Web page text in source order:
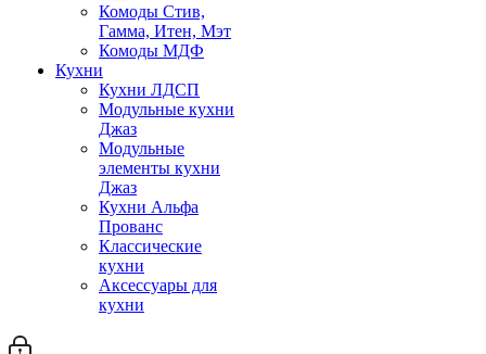
Комоды Стив,
Гамма, Итен, Мэт
Комоды МДФ
Кухни
Кухни ЛДСП
Модульные кухни
Джаз
Модульные
элементы кухни
Джаз
Кухни Альфа
Прованс
Классические
кухни
Аксессуары для
кухни